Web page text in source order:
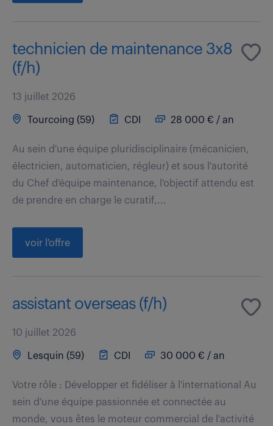
technicien de maintenance 3x8
(f/h)
13 juillet 2026
Tourcoing (59) CDI 28 000 € / an
Au sein d'une équipe pluridisciplinaire (mécanicien,
électricien, automaticien, régleur) et sous l'autorité
du Chef d'équipe maintenance, l'objectif attendu est
de prendre en charge le curatif,...
voir l'offre
assistant overseas (f/h)
10 juillet 2026
Lesquin (59) CDI 30 000 € / an
Votre rôle : Développer et fidéliser à l'international Au
sein d'une équipe passionnée et connectée au
monde, vous êtes le moteur commercial de l'activité